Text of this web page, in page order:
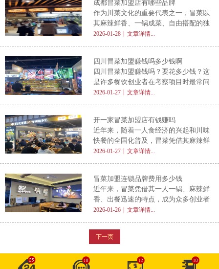
菜加盟流程是什么样的呢 ？本文将为
您系统梳理从前期咨询到正式开业的完
整加盟路径，帮助您清晰掌握每一步关
键环节，为顺利创业打下坚实基础。
一、初步咨询与信息获取 加盟的第一
步通常是通过官方网站、客服热线或线
下展会等渠道，向品牌方提出初步咨
询。
成都冒菜加盟店有哪些品牌
作为川菜文化的重要代表之一，冒菜以
其麻辣鲜香、一锅成菜、自由搭配的独
特魅力，早已从成都街头走向全国餐
食客心中的国民快餐，更吸引了大量创
业者投身其中。不少投资者在筹备阶段
都会提出一个关键问题： 成都冒菜加
盟店有哪些品牌 ？本文将从行业视角
出发，深入解析当前成都冒菜加盟市场
的整体格局与选择逻辑，帮助创业者做
出更明智的决策。 一、成都：冒菜文
2026-01-28 文章详情...
四川冒菜加盟赚钱吗多少钱啊
四川冒菜加盟赚钱吗？要花多少钱？这
是许多餐饮创业者在考察项目时最常问
的两个问题。作为川菜体系中极具代表
势，近年来在全国范围内迅速扩张，成
为中小投资者眼中的热门创业选项。那
么， 四川冒菜加盟到底赚不赚钱 ？前
期投入又要多少？ 本文将从市场趋
势、投资构成、利润模型和风险提示四
大方面，为你全面解析。 一、为什么
四川冒菜值得考虑？ 四川冒菜起源于
2026-01-27 文章详情...
开一家冒菜加盟店有钱赚吗
近年来，随着一人食经济的兴起和川味
快餐的全国化普及，冒菜凭借其麻辣鲜
香、出餐快、客单适中、复购率高等优
钱赚吗 ？答案并非绝对，但只要选对
模式、科学运营，冒菜店确实具备可观
的盈利潜力。本文将从市场需求、成本
结构、利润空间及成功关键四大维度，
为你全面剖析这一热门创业项目的赚钱
逻辑。 一、市场需求旺盛，消费基础
扎实 冒菜起源于四川，融合了火锅的
2026-01-27 文章详情...
冒菜加盟连锁品牌费用多少钱
近年来，冒菜凭借其一人一锅、麻辣鲜
香、出餐迅速的特点，成为众多创业者
青睐的餐饮项目。尤其在川渝风味席卷
后春笋般涌现，吸引大量中小投资者入
局。然而，在决定投身这一赛道前，很
品牌费用到底要多少钱 ？ 本文将从多
2026-01-26 文章详情...
下一页